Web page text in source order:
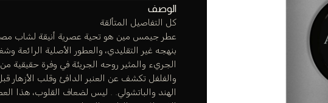
الوصف
كل التفاصيل المتألقة
عطر جيمس مين هو تحية عصرية أنيقة لشاب
بنهجه غير التقليدي، والعطور الأصلية
الجريء والمثير روحه الجريئة في وفرة حقيقية
والفلفل تكشف عن العنبر الدافئ وقلب الأزهار
الهند والباتشولي. . ليس لضعاف القلوب، هذا